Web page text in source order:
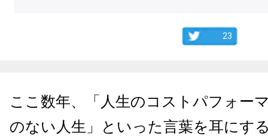
23
ここ数年、「人生のコストパフォー
のない人生」といった言葉を耳にす